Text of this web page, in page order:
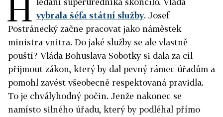
H vybrala šéfa státní služby. Josef
Postránecký začne pracovat jako náměstek
ministra vnitra. Do jaké služby se ale vlastně
pouští? Vláda Bohuslava Sobotky si dala za cíl
přijmout zákon, který by dal pevný rámec úřadům a
pomohl zavést všeobecně respektovaná pravidla.
To je chvályhodný počin. Jenže nakonec se
namísto silného úřadu, který by podléhal přímo